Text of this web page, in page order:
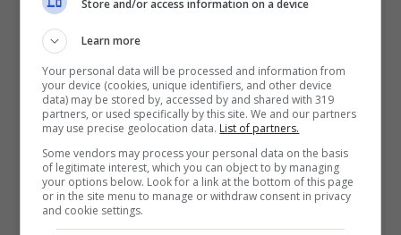
ed anche se ci è voluto un po’ di tempo, a 16
giorni dalla fine del
calciatore, o meglio, l’esubero, starebbe
finalmente lasciando ilDiavolo.
Stando dunque a quanto riportato dal collega
Daniele Longo sul proprio profilo
Store and/or access information on a device
Learn more
Your personal data will be processed and information from
your device (cookies, unique identifiers, and other device
data) may be stored by, accessed by and shared with 319
partners, or used specifically by this site. We and our partners
may use precise geolocation data. List of partners.
Some vendors may process your personal data on the basis
of legitimate interest, which you can object to by managing
your options below. Look for a link at the bottom of this page
or in the site menu to manage or withdraw consent in privacy
and cookie settings.